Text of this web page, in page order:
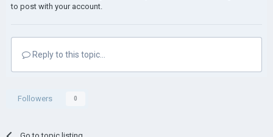
to post with your account.
Reply to this topic...
Followers 0